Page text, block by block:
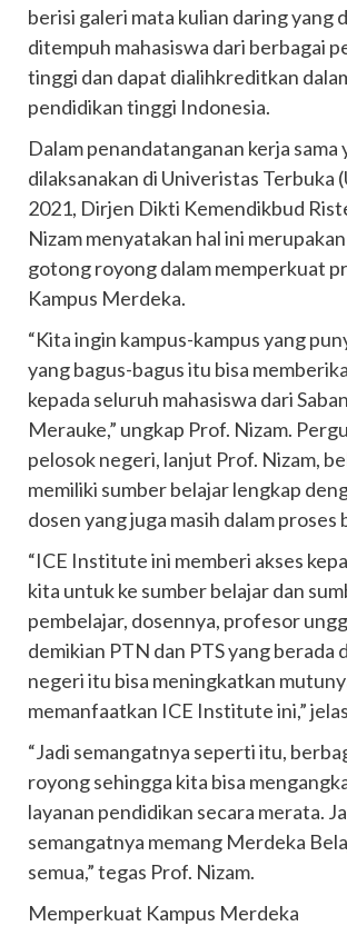
berisi galeri mata kulian daring yang
ditempuh mahasiswa dari berbagai
tinggi dan dapat dialihkreditkan
pendidikan tinggi Indonesia.
Dalam penandatanganan kerja sama
dilaksanakan di Univeristas Terbuka
2021, Dirjen Dikti Kemendikbud
Nizam menyatakan hal ini
gotong royong dalam memperkuat
Kampus Merdeka.
“Kita ingin kampus-kampus yang
yang bagus-bagus itu bisa
kepada seluruh mahasiswa dari
Merauke,” ungkap Prof. Nizam.
pelosok negeri, lanjut Prof. Nizam,
memiliki sumber belajar lengkap
dosen yang juga masih dalam proses
“ICE Institute ini memberi akses
kita untuk ke sumber belajar dan
pembelajar, dosennya, profesor
demikian PTN dan PTS yang berada
negeri itu bisa meningkatkan
memanfaatkan ICE Institute ini,”
“Jadi semangatnya seperti itu,
royong sehingga kita bisa
layanan pendidikan secara merata.
semangatnya memang Merdeka
semua,” tegas Prof. Nizam.
Memperkuat Kampus Merdeka